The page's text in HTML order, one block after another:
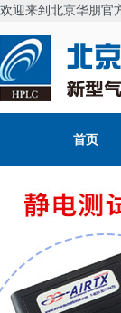
欢迎来到北京华朋官
首页